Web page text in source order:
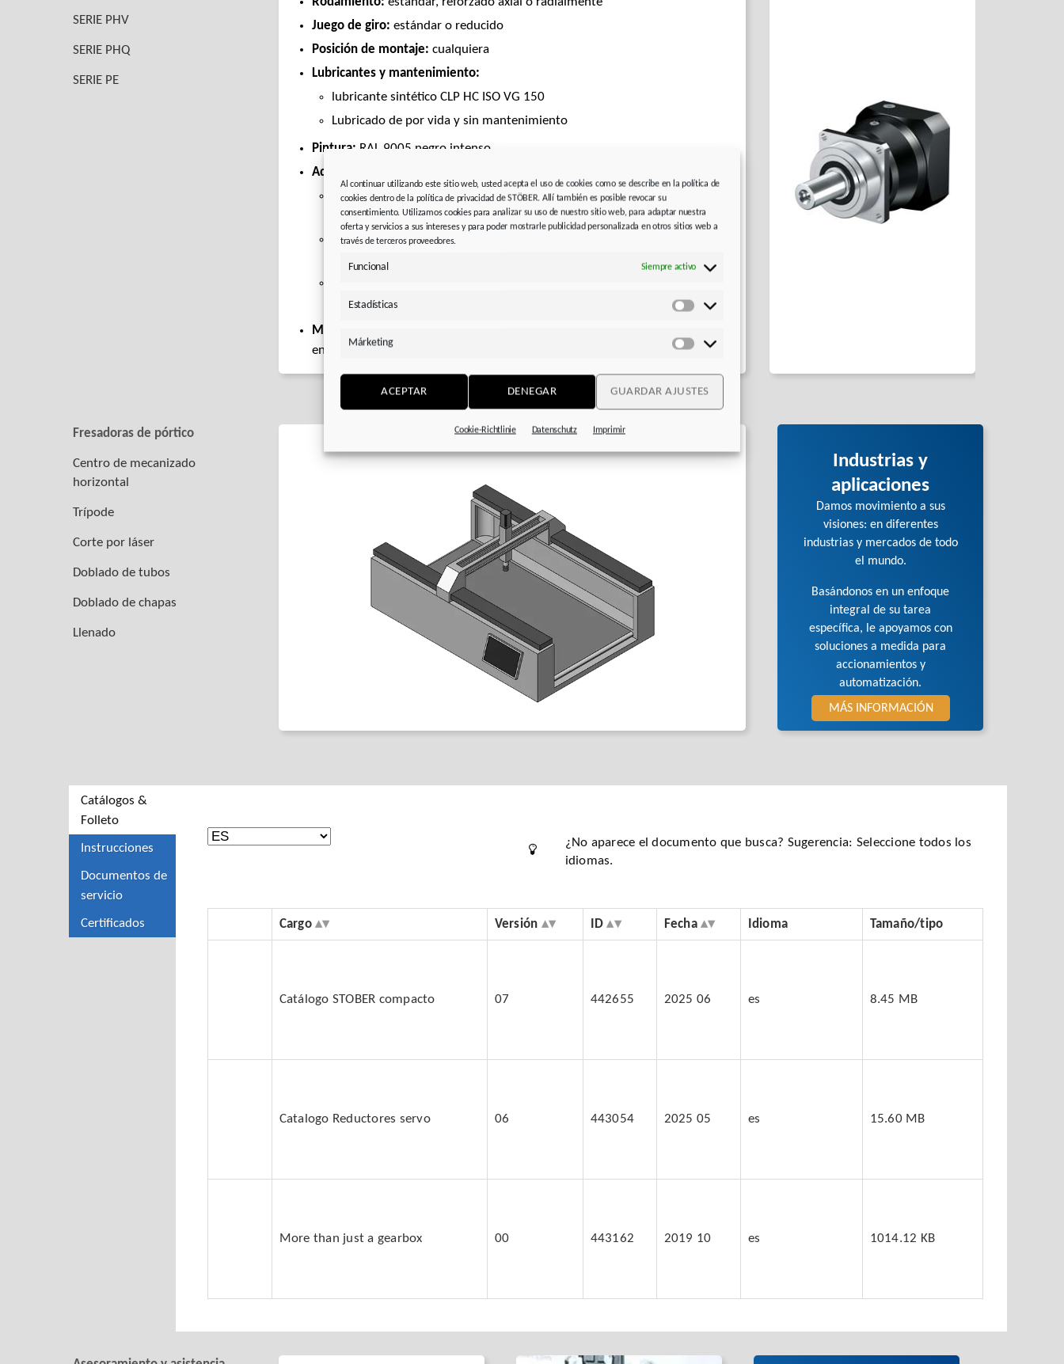
Al continuar utilizando este sitio web, usted acepta el uso de cookies como se describe en la política de
cookies dentro de la política de privacidad de STÖBER. Allí también es posible revocar su
consentimiento. Utilizamos cookies para analizar su uso de nuestro sitio web, para adaptar nuestra
oferta y servicios a sus intereses y para poder mostrarle publicidad personalizada en otros sitios web a
través de terceros proveedores.
Funcional Siempre activo
Estadísticas
Estadísticas
Márketing
Márketing
ACEPTAR DENEGAR GUARDAR AJUSTES
Cookie-Richtlinie Datenschutz Imprimir
SERIE PHV
SERIE PHQ
SERIE PE
Juego de giro: estándar o reducido
Posición de montaje: cualquiera
Lubricantes y mantenimiento:
lubricante sintético CLP HC ISO VG 150
Lubricado de por vida y sin mantenimiento
Pintura: RAL 9005 negro intenso
Adaptador de motor:
EasyAdapt (ME)con acoplamiento de compresión, opcionalmente con
placa de motor grande (MEL)
FlexiAdapt (MF)con acoplamiento de tipo fuelle y compensación
longitudinal térmica integrada
freno con presión integrado
Motores recomendados para el montaje directo:
en combinación con los motores de STOBER de las
Fresadoras de pórtico
Centro de mecanizado
horizontal
Trípode
Corte por láser
Doblado de tubos
Doblado de chapas
Llenado
Industrias y
aplicaciones
Damos movimiento a sus
visiones: en diferentes
industrias y mercados de todo
el mundo.
Basándonos en un enfoque
integral de su tarea
específica, le apoyamos con
soluciones a medida para
accionamientos y
automatización.
MÁS INFORMACIÓN
Catálogos &
Folleto
Instrucciones
Documentos de
servicio
Certificados
¿No aparece el documento que busca? Sugerencia: Seleccione todos los
idiomas.
Cargo Versión ID Fecha Idioma Tamaño/tipo
Catálogo STOBER compacto 07 442655 2025 06 es 8.45 MB
Catalogo Reductores servo 06 443054 2025 05 es 15.60 MB
More than just a gearbox 00 443162 2019 10 es 1014.12 KB